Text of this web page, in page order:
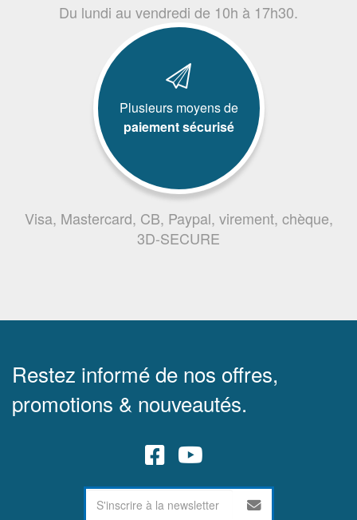
Du lundi au vendredi de 10h à 17h30.
Plusieurs moyens de
paiement sécurisé
Visa, Mastercard, CB, Paypal, virement, chèque,
3D-SECURE
Restez informé de nos offres,
promotions & nouveautés.